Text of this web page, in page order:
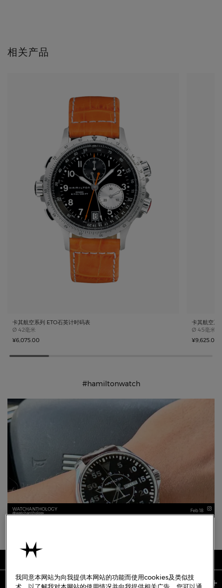
相关产品
卡其航空系列 ETO石英计时码表
Ø Case size
42毫米
¥6,075.00
卡其航空系
Ø Case size
45毫米
¥9,625.00
#hamiltonwatch
WATCHANTHOLOGY
watchanthology Feb 18
关于我们
我同意本网站为向我提供本网站的功能而使用cookies及类似技